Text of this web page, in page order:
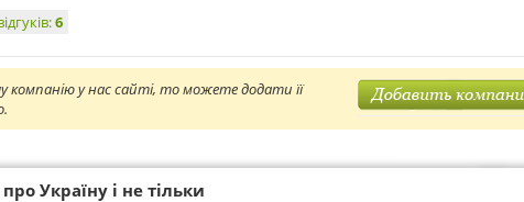
6
у нас сайті, то можете додати її
Україну і не тільки